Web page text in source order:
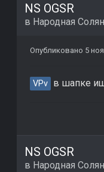
NS OGSR
в Народная
Опубликовано 5
VPv в шапке
NS OGSR
в Народная